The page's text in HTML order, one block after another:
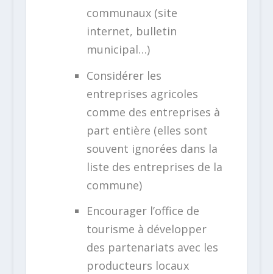
communaux (site
internet, bulletin
municipal…)
Considérer les
entreprises agricoles
comme des entreprises à
part entière (elles sont
souvent ignorées dans la
liste des entreprises de la
commune)
Encourager l’office de
tourisme à développer
des partenariats avec les
producteurs locaux